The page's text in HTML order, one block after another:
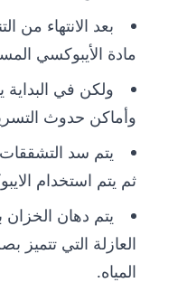
بعد الانتهاء من
مادة الأيبوكسي
ولكن في البداية
وأماكن حدوث
يتم سد
ثم يتم استخدام
يتم دهان الخزان
العازلة التي تتميز
المياه.